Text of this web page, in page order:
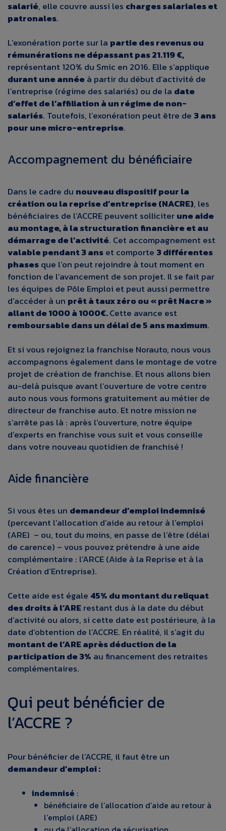
salarié, elle couvre aussi les charges salariales et
patronales.
L’exonération porte sur la partie des revenus ou
rémunérations ne dépassant pas 21.119 €,
représentant 120% du Smic en 2016. Elle s’applique
durant une annéeà partir du début d’activité de
l’entreprise (régime des salariés) ou de la date
d’effet de l’affiliation à un régime de non-
salariés. Toutefois, l’exonération peut être de 3 ans
pour une micro-entreprise.
Accompagnement du bénéficiaire
Dans le cadre du nouveau dispositif pour la
création ou la reprise d’entreprise (NACRE), les
bénéficiaires de l’ACCRE peuvent solliciterune aide
au montage, à la structuration financière et au
démarrage de l’activité. Cet accompagnement est
valable pendant 3 anset comporte 3 différentes
phasesque l’on peut rejoindre à tout moment en
fonction de l’avancement de son projet. Il se fait par
les équipes de Pôle Emploi et peut aussi permettre
d’accéder à un prêt à taux zéro ou « prêt Nacre »
allant de 1000 à 1000€.Cette avance est
remboursable dans un délai de 5 ans maximum.
Et si vous rejoignez la franchise Norauto, nous vous
accompagnons également dans le montage de votre
projet de création de franchise. Et nous allons bien
au-delà puisque avant l’ouverture de votre centre
auto nous vous formons gratuitement au métier de
directeur de franchise auto. Et notre mission ne
s’arrête pas là : après l’ouverture, notre équipe
d’experts en franchise vous suit et vous conseille
dans votre nouveau quotidien de franchisé !
Aide financière
Si vous êtes un demandeur d’emploi indemnisé
(percevant l’allocation d’aide au retour à l’emploi
(ARE) – ou, tout du moins, en passe de l’être (délai
de carence) – vous pouvez prétendre à une aide
complémentaire : l’ARCE (Aide à la Reprise et à la
Création d’Entreprise).
Cette aide est égale 45% du montant du reliquat
des droits à l’ARErestant dus à la date du début
d’activité ou alors, si cette date est postérieure, à la
date d’obtention de l’ACCRE. En réalité, il s’agit du
montant de l’ARE après déduction de la
participation de 3% au financement des retraites
complémentaires.
Qui peut bénéficier de
l’ACCRE ?
Pour bénéficier de l’ACCRE, il faut être un
demandeur d’emploi :
indemnisé :
bénéficiaire de l’allocation d’aide au retour à
l’emploi (ARE)